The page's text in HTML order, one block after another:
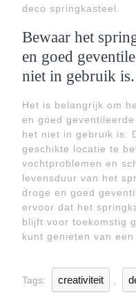
deco springkasteel.
Bewaar het
en goed
niet in gebruik is.
Het is belangrijk om
en goed
het niet in gebruik is.
geschikte locatie te
vochtproblemen en
levensduur van het
droge en goed
ervoor dat het
blijft voor toekomstig
kunt genieten van
Tags: creativiteit